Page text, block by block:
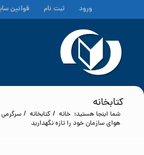
ورود ثبت نام قوانین
کتابخانه
شما اینجا هستید: خانه / کتابخانه / سرگرمی
هوای سازمان خود را تازه نگهدارید